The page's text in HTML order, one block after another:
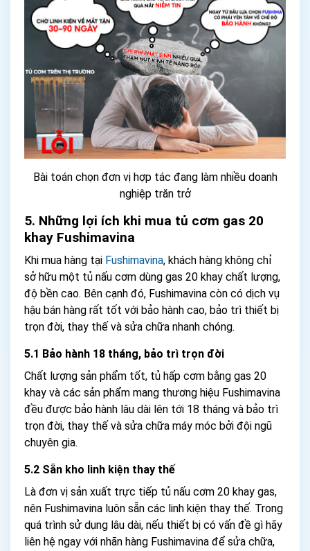
Bài toán chọn đơn vị hợp tác đang làm nhiều doanh
nghiệp trăn trở
5. Những lợi ích khi mua tủ cơm gas 20
khay Fushimavina
Khi mua hàng tại Fushimavina, khách hàng không chỉ
sở hữu một tủ nấu cơm dùng gas 20 khay chất lượng,
độ bền cao. Bên cạnh đó, Fushimavina còn có dịch vụ
hậu bán hàng rất tốt với bảo hành cao, bảo trì thiết bị
trọn đời, thay thế và sửa chữa nhanh chóng.
5.1 Bảo hành 18 tháng, bảo trì trọn đời
Chất lượng sản phẩm tốt, tủ hấp cơm bằng gas 20
khay và các sản phẩm mang thương hiệu Fushimavina
đều được bảo hành lâu dài lên tới 18 tháng và bảo trì
trọn đời, thay thế và sửa chữa máy móc bởi đội ngũ
chuyên gia.
5.2 Sẵn kho linh kiện thay thế
Là đơn vị sản xuất trực tiếp tủ nấu cơm 20 khay gas,
nên Fushimavina luôn sẵn các linh kiện thay thế. Trong
quá trình sử dụng lâu dài, nếu thiết bị có vấn đề gì hãy
liên hệ ngay với nhãn hàng Fushimavina để sửa chữa,